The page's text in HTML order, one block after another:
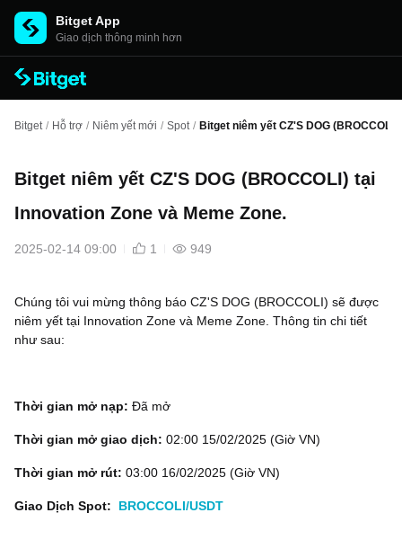
Bitget App
Giao dịch thông minh hơn
Bitget / Hỗ trợ / Niêm yết mới / Spot / Bitget niêm yết CZ'S DOG
Bitget niêm yết CZ'S DOG (BROCCOLI) tại
Innovation Zone và Meme Zone.
2025-02-14 09:00 1 949
Chúng tôi vui mừng thông báo CZ'S DOG (BROCCOLI) sẽ được
niêm yết tại Innovation Zone và Meme Zone. Thông tin chi tiết
như sau:
Thời gian mở nạp: Đã mở
Thời gian mở giao dịch: 02:00 15/02/2025 (Giờ VN)
Thời gian mở rút: 03:00 16/02/2025 (Giờ VN)
Giao Dịch Spot: BROCCOLI/USDT